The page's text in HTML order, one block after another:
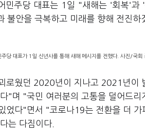
민주당 대표는 1일 "새해는 '회복'
불안을 극복하고 미래를 향해 전진하
주당 대표가 1일 신년사를 통해 새해 메시지를 전했다. 사진/국회
로웠던 2020년이 지나고 2021년이
"며 "국민 여러분의 고통을 덜어드
었다"면서 "코로나19는 전환을 더
는 다짐이다.